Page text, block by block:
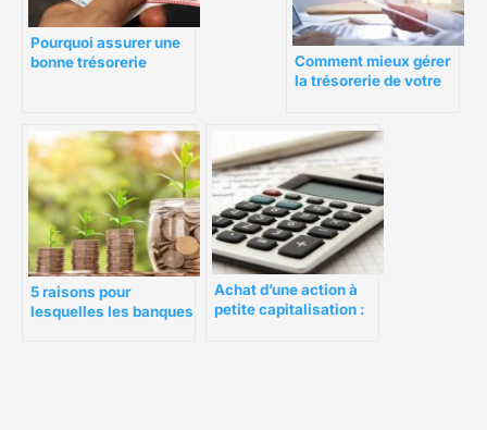
Pourquoi assurer une
bonne trésorerie
Comment mieux gérer
la trésorerie de votre
5 raisons pour
lesquelles les banques
Achat d’une action à
petite capitalisation :